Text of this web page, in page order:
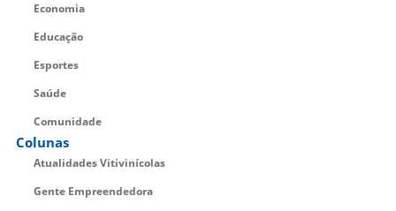
Economia
Educação
Esportes
Saúde
Comunidade
Colunas
Atualidades Vitivinícolas
Gente Empreendedora